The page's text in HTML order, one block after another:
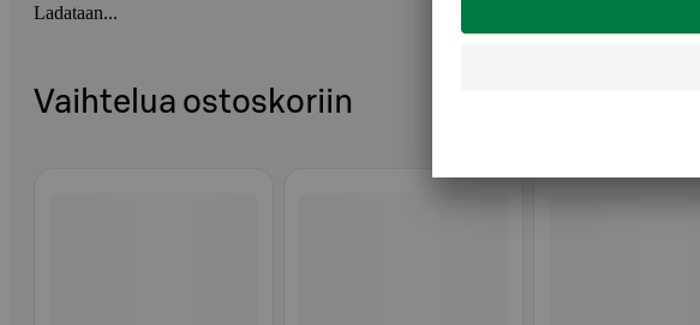
Ladataan...
Vaihtelua ostoskoriin